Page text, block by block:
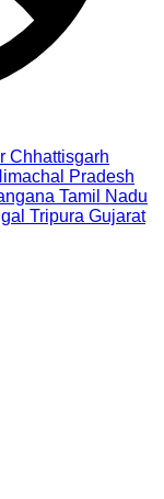
Chhattisgarh
Pradesh
Tamil Nadu
Tripura Gujarat